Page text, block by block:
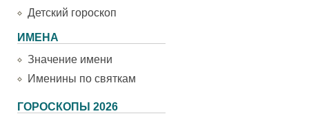
Детский гороскоп
ИМЕНА
Значение имени
Именины по святкам
ГОРОСКОПЫ 2026